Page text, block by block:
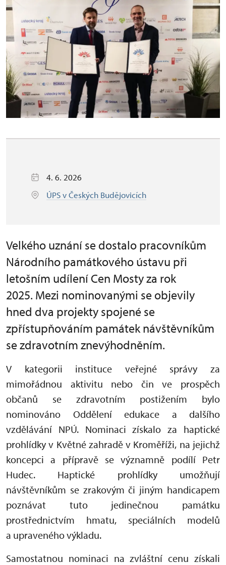
4. 6. 2026
ÚPS v Českých Budějovicích
Velkého uznání se dostalo pracovníkům
Národního památkového ústavu při
letošním udílení Cen Mosty za rok
2025. Mezi nominovanými se objevily
hned dva projekty spojené se
zpřístupňováním památek návštěvníkům
se zdravotním znevýhodněním.
V kategorii instituce veřejné správy za
mimořádnou aktivitu nebo čin ve prospěch
občanů se zdravotním postižením bylo
nominováno Oddělení edukace a dalšího
vzdělávání NPÚ. Nominaci získalo za haptické
prohlídky v Květné zahradě v Kroměříži, na jejichž
koncepci a přípravě se významně podílí Petr
Hudec. Haptické prohlídky umožňují
návštěvníkům se zrakovým či jiným handicapem
poznávat tuto jedinečnou památku
prostřednictvím hmatu, speciálních modelů
a upraveného výkladu.
Samostatnou nominaci na zvláštní cenu získali